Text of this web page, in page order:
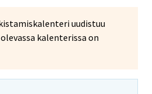
uudistuu
kalenterissa on